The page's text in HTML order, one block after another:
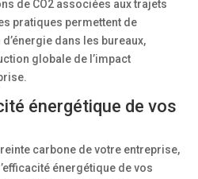
de CO2 associées aux trajets
pratiques permettent de
dans les bureaux,
globale de l’impact
énergétique de vos
carbone de votre entreprise,
énergétique de vos